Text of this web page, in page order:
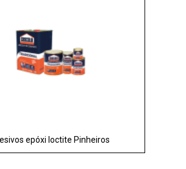
epóxi loctite Pinheiros